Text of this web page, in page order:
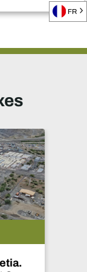
du marché
en
FR